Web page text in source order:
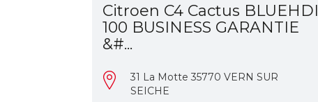
Citroen C4 Cactus BLUEHDI
100 BUSINESS GARANTIE
&#...
31 La Motte 35770 VERN SUR
SEICHE